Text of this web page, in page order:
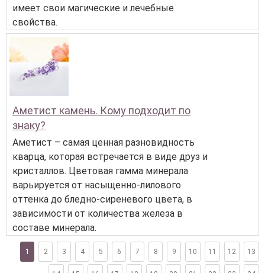
имеет свои магические и лечебные
свойства.
Аметист камень. Кому подходит по
знаку?
Аметист – самая ценная разновидность
кварца, которая встречается в виде друз и
кристаллов. Цветовая гамма минерала
варьируется от насыщенно-лилового
оттенка до бледно-сиреневого цвета, в
зависимости от количества железа в
составе минерала.
1 2 3 4 5 6 7 8 9 10 11 12 13